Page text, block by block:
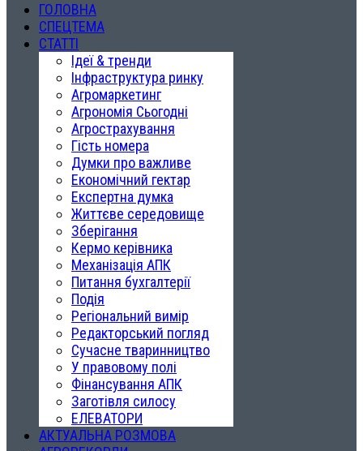
ГОЛОВНА
СПЕЦТЕМА
СТАТТІ
Ідеї & тренди
Інфраструктура ринку
Агромаркетинг
Агрономія Сьогодні
Агрострахування
Гість номера
Думки про важливе
Економічний гектар
Експертна думка
Життєве середовище
Зберігання
Кермо керівника
Механізація АПК
Питання бухгалтерії
Подія
Регіональний вимір
Редакторський погляд
Сучасне тваринництво
У правовому полі
Фінансування АПК
Заготівля силосу
ЕЛЕВАТОРИ
АКТУАЛЬНА РОЗМОВА